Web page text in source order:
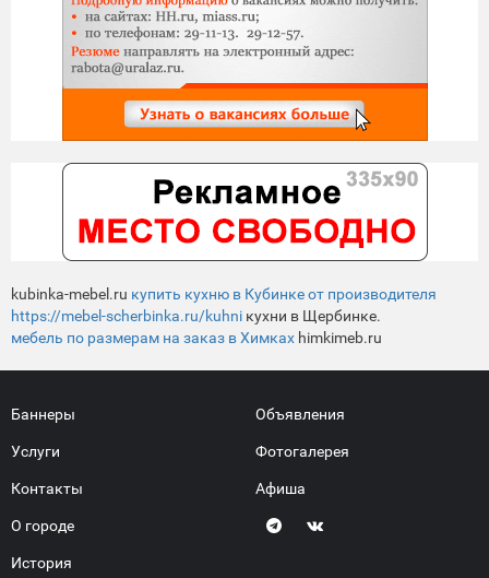
kubinka-mebel.ru купить кухню в Кубинке от производителя
https://mebel-scherbinka.ru/kuhni кухни в Щербинке.
мебель по размерам на заказ в Химках himkimeb.ru
Баннеры
Услуги
Контакты
О городе
История
Объявления
Фотогалерея
Афиша